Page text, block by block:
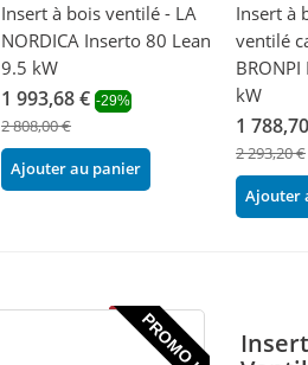
Insert à bois ventilé - LA
NORDICA Inserto 80 Lean
9.5 kW
1 993,68 € -29%
2 808,00 €
Ajouter au panier
Insert à
ventilé
kW
1
2 293,20 €
Ajouter
PROMO !